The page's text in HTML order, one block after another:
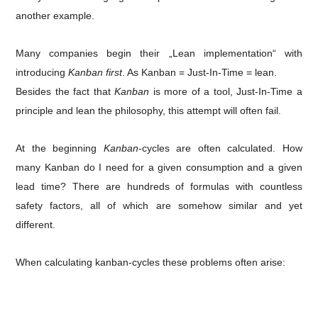
another example.
Many companies begin their „Lean implementation“ with
introducingKanban first. As Kanban = Just-In-Time = lean.
Besides the fact thatKanban is more of a tool, Just-In-Time a
principle and lean the philosophy, this attempt will often fail.
At the beginning Kanban-cycles are often calculated. How
many Kanban do I need for a given consumption and a given
lead time? There are hundreds of formulas with countless
safety factors, all of which are somehow similar and yet
different.
When calculating kanban-cycles these problems often arise: